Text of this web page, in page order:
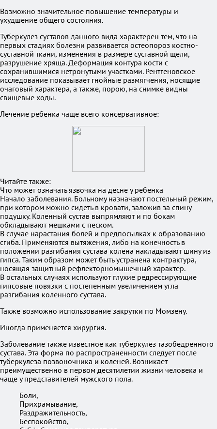
Возможно значительное повышение температуры и
ухудшение общего состояния.
Туберкулез суставов данного вида характерен тем, что на
первых стадиях болезни развивается остеопороз костно-
суставной ткани, изменения в размере суставной щели,
разрушение хряща. Деформация контура кости с
сохранившимися нетронутыми участками. Рентгеновское
исследование показывает гнойные размягчения, носящие
очаговый характера, а также, порою, на снимке видны
свищевые ходы.
Лечение ребенка чаще всего консервативное:
Читайте также:
Что может означать язвочка на десне у ребенка
Начало заболевания. Больному назначают постельный режим,
при котором можно сидеть в кровати, заложив за спину
подушку. Коленный сустав выпрямляют и по бокам
обкладывают мешками с песком.
В случае нарастания болей и предпосылках к образованию
сгиба. Применяются вытяжения, либо на конечность в
положении разгибания сустава колена накладывают шину из
гипса. Таким образом может быть устранена контрактура,
носящая защитный рефлекторномышечный характер.
В остальных случаях используют глухие редрессирующие
гипсовые повязки с постепенным увеличением угла
разгибания коленного сустава.
Также возможно использование закрутки по Момзену.
Иногда применяется хирургия.
Заболевание также известное как туберкулез тазобедренного
сустава. Эта форма по распространенности следует после
туберкулеза позвоночника и коленей. Возникает
преимущественно в первом десятилетии жизни человека и
чаще у представителей мужского пола.
Боли,
Прихрамывание,
Раздражительность,
Беспокойство,